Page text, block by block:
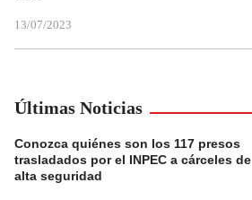
13/07/2023
Últimas Noticias
Conozca quiénes son los 117 presos
trasladados por el INPEC a cárceles de
alta seguridad